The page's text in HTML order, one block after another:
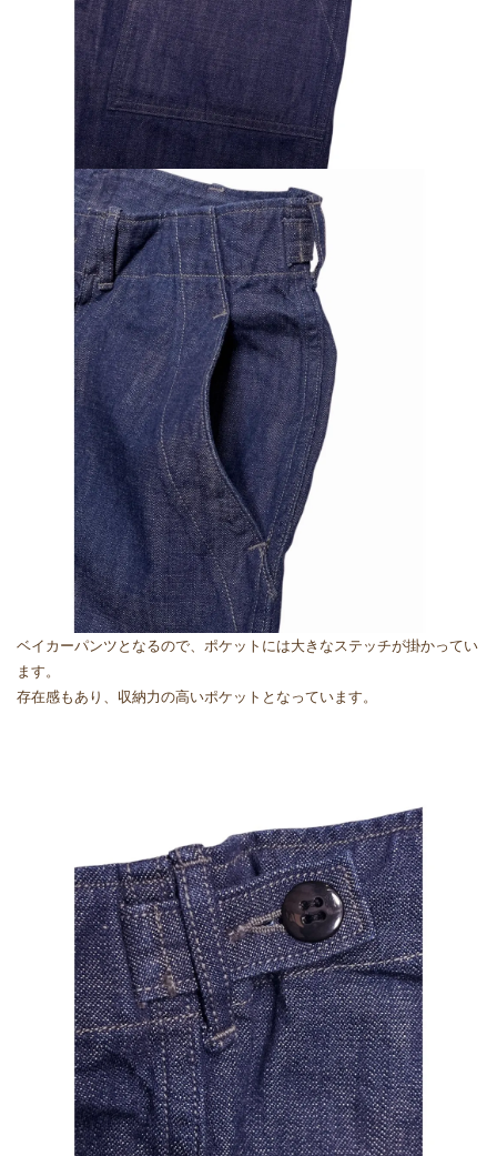
ベイカーパンツとなるので、ポケットには大きなステッチが掛かってい
ます。
存在感もあり、収納力の高いポケットとなっています。